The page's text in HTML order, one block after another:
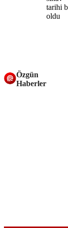
Özgün
Haberler